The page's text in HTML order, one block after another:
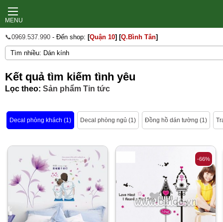
MENU
📞0969.537.990 - Đến shop: [Quận 10] [Q.Bình Tân]
Kết quả tìm kiếm tình yêu
Lọc theo: Sản phẩm Tin tức
Decal phòng khách (1) Decal phòng ngủ (1) Đồng hồ dán tường (1)
-66%